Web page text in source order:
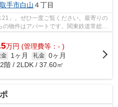
取手市白山 ４丁目
」。ぜひ一度ご覧ください。最寄りの
物件はアパートです。関東鉄道常総線
な...
万円 (管理費等：- )
金 1ヶ月 礼金 0ヶ月
階 / 2LDK / 37.60㎡